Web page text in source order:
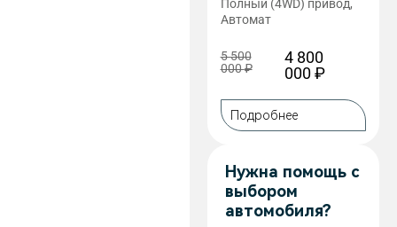
Полный (4WD) привод,
Автомат
5 500
000₽
4 800
000₽
Подробнее
Нужна помощь с
выбором
автомобиля?